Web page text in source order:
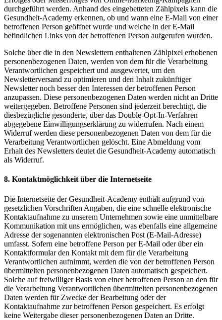
durchgeführt werden. Anhand des eingebetteten Zählpixels kann die
Gesundheit-Academy erkennen, ob und wann eine E-Mail von einer
betroffenen Person geöffnet wurde und welche in der E-Mail
befindlichen Links von der betroffenen Person aufgerufen wurden.
Solche über die in den Newslettern enthaltenen Zählpixel erhobenen
personenbezogenen Daten, werden von dem für die Verarbeitung
Verantwortlichen gespeichert und ausgewertet, um den
Newsletterversand zu optimieren und den Inhalt zukünftiger
Newsletter noch besser den Interessen der betroffenen Person
anzupassen. Diese personenbezogenen Daten werden nicht an Dritte
weitergegeben. Betroffene Personen sind jederzeit berechtigt, die
diesbezügliche gesonderte, über das Double-Opt-In-Verfahren
abgegebene Einwilligungserklärung zu widerrufen. Nach einem
Widerruf werden diese personenbezogenen Daten von dem für die
Verarbeitung Verantwortlichen gelöscht. Eine Abmeldung vom
Erhalt des Newsletters deutet die Gesundheit-Academy automatisch
als Widerruf.
8. Kontaktmöglichkeit über die Internetseite
Die Internetseite der Gesundheit-Academy enthält aufgrund von
gesetzlichen Vorschriften Angaben, die eine schnelle elektronische
Kontaktaufnahme zu unserem Unternehmen sowie eine unmittelbare
Kommunikation mit uns ermöglichen, was ebenfalls eine allgemeine
Adresse der sogenannten elektronischen Post (E-Mail-Adresse)
umfasst. Sofern eine betroffene Person per E-Mail oder über ein
Kontaktformular den Kontakt mit dem für die Verarbeitung
Verantwortlichen aufnimmt, werden die von der betroffenen Person
übermittelten personenbezogenen Daten automatisch gespeichert.
Solche auf freiwilliger Basis von einer betroffenen Person an den für
die Verarbeitung Verantwortlichen übermittelten personenbezogenen
Daten werden für Zwecke der Bearbeitung oder der
Kontaktaufnahme zur betroffenen Person gespeichert. Es erfolgt
keine Weitergabe dieser personenbezogenen Daten an Dritte.